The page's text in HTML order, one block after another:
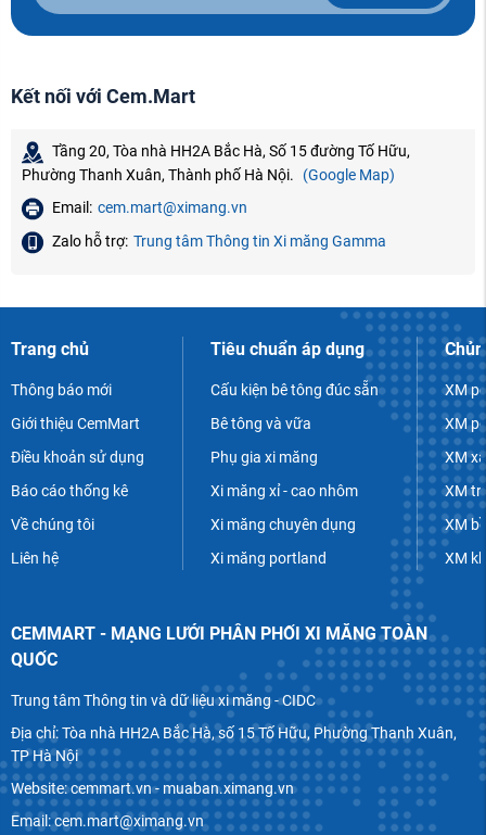
Kết nối với Cem.Mart
Tầng 20, Tòa nhà HH2A Bắc Hà, Số 15 đường Tố Hữu,
Phường Thanh Xuân, Thành phố Hà Nội.
(Google Map)
Email: cem.mart@ximang.vn
Zalo hỗ trợ: Trung tâm Thông tin Xi măng Gamma
Trang chủ
Thông báo mới
Giới thiệu CemMart
Điều khoản sử dụng
Báo cáo thống kê
Về chúng tôi
Liên hệ
Tiêu chuẩn áp dụng
Cấu kiện bê tông đúc sẵn
Bê tông và vữa
Phụ gia xi măng
Xi măng xỉ - cao nhôm
Xi măng chuyên dụng
Xi măng portland
XM
XM
XM
XM
XM
XM
CEMMART - MẠNG LƯỚI PHÂN PHỐI XI MĂNG TOÀN
QUỐC
Trung tâm Thông tin và dữ liệu xi măng - CIDC
Địa chỉ: Tòa nhà HH2A Bắc Hà, số 15 Tố Hữu, Phường Thanh Xuân,
TP Hà Nội
Website: cemmart.vn - muaban.ximang.vn
Email: cem.mart@ximang.vn